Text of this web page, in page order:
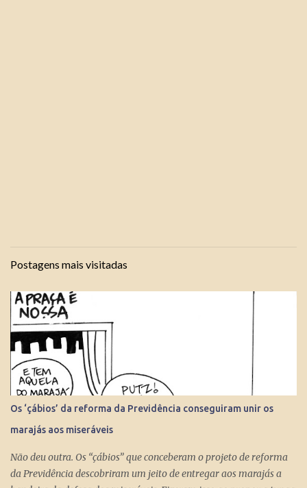
Postagens mais visitadas
Os ‘çábios’ da reforma da Previdência conseguiram unir os
marajás aos miseráveis
Não deu outra. Os “çábios” que conceberam o projeto de reforma
da Previdência descobriram um jeito de entregar aos marajás a